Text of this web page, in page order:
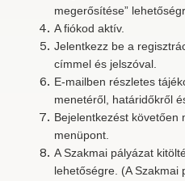
megerősítése”
A fiókod aktív.
Jelentkezz be a
címmel és jelszóval.
E-mailben részletes
menetéről, határidőkről
Bejelentkezést követően
menüpont.
A Szakmai pályázat
lehetőségre. (A Szakmai